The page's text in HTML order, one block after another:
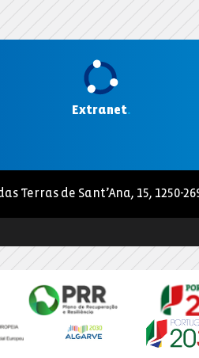
Extranet.
Terras de Sant’Ana, 15, 1250-